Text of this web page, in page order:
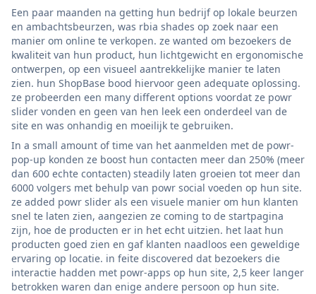
Een paar maanden na getting hun bedrijf op lokale beurzen
en ambachtsbeurzen, was rbia shades op zoek naar een
manier om online te verkopen. ze wanted om bezoekers de
kwaliteit van hun product, hun lichtgewicht en ergonomische
ontwerpen, op een visueel aantrekkelijke manier te laten
zien. hun ShopBase bood hiervoor geen adequate oplossing.
ze probeerden een many different options voordat ze powr
slider vonden en geen van hen leek een onderdeel van de
site en was onhandig en moeilijk te gebruiken.
In a small amount of time van het aanmelden met de powr-
pop-up konden ze boost hun contacten meer dan 250% (meer
dan 600 echte contacten) steadily laten groeien tot meer dan
6000 volgers met behulp van powr social voeden op hun site.
ze added powr slider als een visuele manier om hun klanten
snel te laten zien, aangezien ze coming to de startpagina
zijn, hoe de producten er in het echt uitzien. het laat hun
producten goed zien en gaf klanten naadloos een geweldige
ervaring op locatie. in feite discovered dat bezoekers die
interactie hadden met powr-apps op hun site, 2,5 keer langer
betrokken waren dan enige andere persoon op hun site.